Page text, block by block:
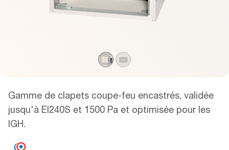
Gamme de clapets coupe-feu encastrés, validée
jusqu'à EI240S et 1500 Pa et optimisée pour les
IGH.